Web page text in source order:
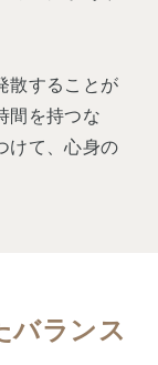
散することが
間を持つな
けて、心身の
バランス